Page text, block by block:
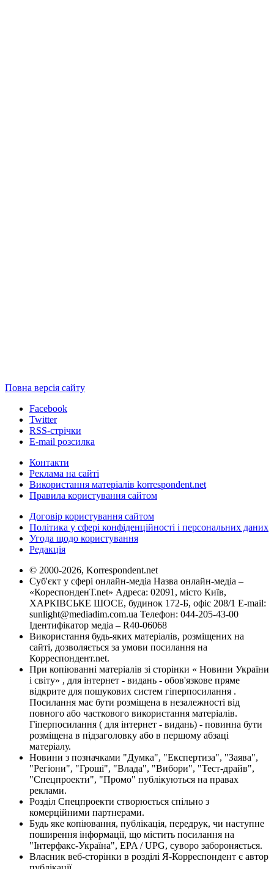
Повна версія сайту
Facebook
Twitter
RSS-стрічки
E-mail розсилка
Контакти
Реклама на сайті
Використання матеріалів korrespondent.net
Правила користування сайтом
Договір користування сайтом
Політика у сфері конфіденційності і персональних даних
Угода щодо користування
Редакція
© 2000-2026, Korrespondent.net
Суб'єкт у сфері онлайн-медіа Назва онлайн-медіа –
«КореспонденТ.net» Адреса: 02091, місто Київ,
ХАРКІВСЬКЕ ШОСЕ, будинок 172-Б, офіс 208/1 E-mail:
sunlight@mediadim.com.ua Телефон: 044-205-43-00
Ідентифікатор медіа – R40-06068
Використання будь-яких матеріалів, розміщених на
сайті, дозволяється за умови посилання на
Корреспондент.net.
При копіюванні матеріалів зі сторінки « Новини України
і світу» , для інтернет - видань - обов'язкове пряме
відкрите для пошукових систем гіперпосилання .
Посилання має бути розміщена в незалежності від
повного або часткового використання матеріалів.
Гіперпосилання ( для інтернет - видань) - повинна бути
розміщена в підзаголовку або в першому абзаці
матеріалу.
Новини з позначками "Думка", "Експертиза", "Заява",
"Регіони", "Гроші", "Влада", "Вибори", "Тест-драйв",
"Спецпроекти", "Промо" публікуються на правах
реклами.
Розділ Спецпроекти створюється спільно з
комерційними партнерами.
Будь яке копіювання, публікація, передрук, чи наступне
поширення інформації, що містить посилання на
"Інтерфакс-Україна", EPA / UPG, суворо забороняється.
Власник веб-сторінки в розділі Я-Корреспондент є автор